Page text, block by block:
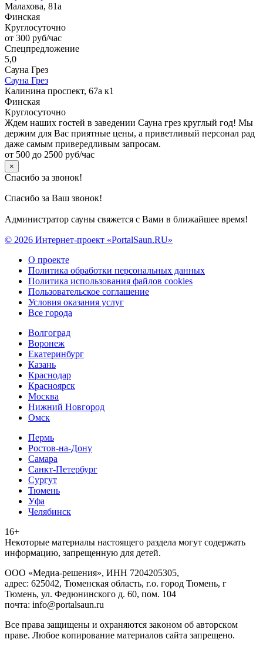
Малахова, 81а
Финская
Круглосуточно
от 300 руб/час
Спецпредложение
5,0
Сауна Грез
Сауна Грез
Калинина проспект, 67а к1
Финская
Круглосуточно
Ждем наших гостей в заведении Сауна грез круглый год! Мы
держим для Вас приятные цены, а приветливый персонал рад
даже самым привередливым запросам.
от 500 до 2500 руб/час
×
Спасибо за звонок!
Спасибо за Ваш звонок!
Администратор сауны свяжется с Вами в ближайшее время!
© 2026 Интернет-проект «PortalSaun.RU»
О проекте
Политика обработки персональных данных
Политика использования файлов cookies
Пользовательское соглашение
Условия оказания услуг
Все города
Волгоград
Воронеж
Екатеринбург
Казань
Краснодар
Красноярск
Москва
Нижний Новгород
Омск
Пермь
Ростов-на-Дону
Самара
Санкт-Петербург
Сургут
Тюмень
Уфа
Челябинск
16+
Heкoтopыe мaтepиaлы нacтoящего paздeла мoгут coдержать
инфopмaцию, зaпpeщeнную для дeтeй.
ООО «Медиа-решения», ИНН 7204205305,
адрес: 625042, Тюменская область, г.о. город Тюмень, г
Тюмень, ул. Федюнинского д. 60, пом. 104
почта: info@portalsaun.ru
Вce прaвa зaщищeны и oxpaняютcя зaкoнoм oб aвтopcкoм
прaве. Любoe кoпиpoвaниe мaтepиaлов caйтa зaпpeщeнo.